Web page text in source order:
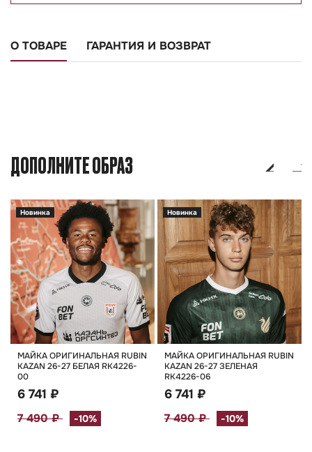
О ТОВАРЕ ГАРАНТИЯ И ВОЗВРАТ
ДОПОЛНИТЕ ОБРАЗ
Новинка
МАЙКА ОРИГИНАЛЬНАЯ RUBIN
KAZAN 26-27 БЕЛАЯ RK4226-
00
6 741 ₽
7 490 ₽ -10%
Новинка
МАЙКА ОРИГИНАЛЬНАЯ RUBIN
KAZAN 26-27 ЗЕЛЕНАЯ
RK4226-06
6 741 ₽
7 490 ₽ -10%